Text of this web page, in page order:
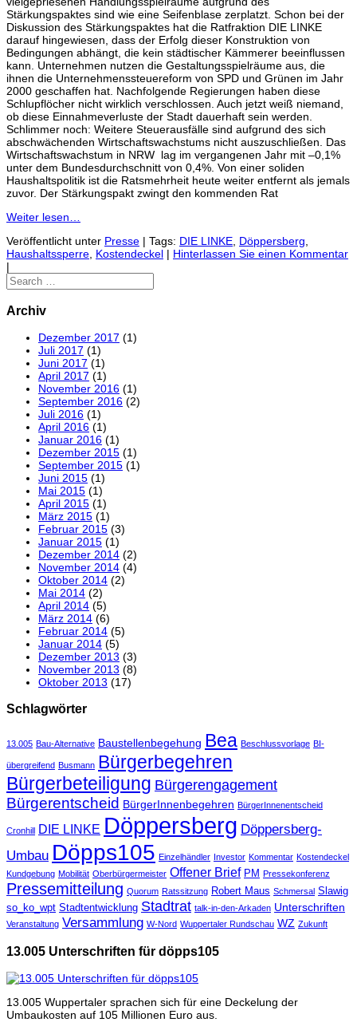
Stärkungspaktes sind wie eine Seifenblase zerplatzt. Schon bei der
Diskussion des Stärkungspaktes hat die Ratfraktion DIE LINKE
darauf hingewiesen, dass der Erfolg dieser Konstruktion von
Bedingungen abhängt, die kein städtischer Kämmerer beeinflussen
kann. Unternehmen nutzen die Gestaltungsspielräume aus, die
ihnen die Unternehmenssteuereform von SPD und Grünen im Jahr
2000 geschaffen hat. Nachfolgende Regierungen haben diese
Schlupflöcher nicht wirklich verschlossen. Auch jetzt weiß niemand,
ob diese Einnahmeverluste der Stadt dauerhaft sein werden.
Schlimmer noch: Weitere Steuerausfälle sind aufgrund des sich
abschwächenden Wirtschaftswachstums nicht auszuschließen. Das
Wirtschaftswachstum in NRW lag im vergangenen Jahr mit –0,1%
unter dem Bundesdurchschnitt von 0,4%. Von einer soliden
Haushaltspolitik ist die Ratsmehrheit heute weiter entfernt als jemals
zuvor. Der Stärkungspakt zwingt den kommenden Rat
Weiter lesen…
Veröffentlicht unter Presse | Tags: DIE LINKE Döppersberg
Haushaltssperre Kostendeckel | Hinterlassen Sie einen Kommentar
|
Archiv
Dezember 2017 (1)
Juli 2017 (1)
Juni 2017 (1)
April 2017 (1)
November 2016 (1)
September 2016 (2)
Juli 2016 (1)
April 2016 (1)
Januar 2016 (1)
Dezember 2015 (1)
September 2015 (1)
Juni 2015 (1)
Mai 2015 (1)
April 2015 (1)
März 2015 (1)
Februar 2015 (3)
Januar 2015 (1)
Dezember 2014 (2)
November 2014 (4)
Oktober 2014 (2)
Mai 2014 (2)
April 2014 (5)
März 2014 (6)
Februar 2014 (5)
Januar 2014 (5)
Dezember 2013 (3)
November 2013 (8)
Oktober 2013 (17)
Schlagwörter
13.005 Bau-Alternative Baustellenbegehung Bea Beschlussvorlage BI-
übergreifend Busmann Bürgerbegehren
Bürgerbeteiligung Bürgerengagement
Bürgerentscheid BürgerInnenbegehren BürgerInnenentscheid
Cronhill DIE LINKE Döppersberg Döppersberg-
Umbau Döpps105 Einzelhändler Investor Kommentar Kostendeckel
Kundgebung Mobilität Oberbürgermeister Offener Brief PM Pressekonferenz
Pressemitteilung Quorum Ratssitzung Robert Maus Schmersal Slawig
so_ko_wpt Stadtentwicklung Stadtrat talk-in-den-Arkaden Unterschriften
Veranstaltung Versammlung W-Nord Wuppertaler Rundschau WZ Zukunft
13.005 Unterschriften für döpps105
13.005 Wuppertaler sprachen sich für eine Deckelung der
Umbaukosten auf 105 Millionen Euro aus.